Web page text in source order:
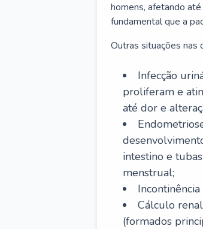
homens, afetando
fundamental que a
Outras situações nas
Infecção
proliferam e
até dor e
intestino e
menstrual;
Cálculo
(formados